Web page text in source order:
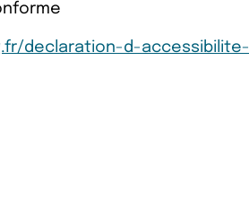
declaration-d-accessibilite-